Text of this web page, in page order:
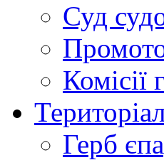
Суд
Комісії
Герб